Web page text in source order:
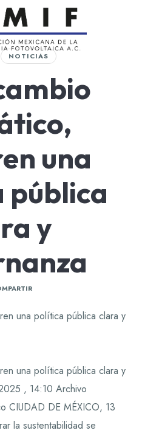
NOTICIAS
una
pública
y
una política pública clara y
una política pública clara y
, 14:10 Archivo
CIUDAD DE MÉXICO, 13
la sustentabilidad se